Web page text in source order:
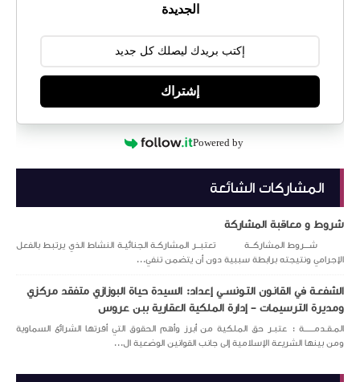
الجديدة
إشتراك
Powered by
المشاركات الشائعة
شروط و معاقبة المشاركة
شـــروط المشاركــة تعتبــر المشاركـة الجنائيـة النشاط الذي يرتبط بالفعل
الإجرامي ونتيجته برابطة سببية دون أن يتضمن تنفي...
الشفعـة في القانـون التـونســي إعداد: السيدة حياة البوزازي متفقد مركزي
ومديرة الترسيمات – إدارة الملكية العقارية ببن عروس
المـقـدمــــــة : عتبـر حق الملكية من أبرز وأهم الحقوق التي أقرتها الشرائع السماوية
ومن بينها الشريعة الإسلامية إلى جانب القوانين الوضعية ال...